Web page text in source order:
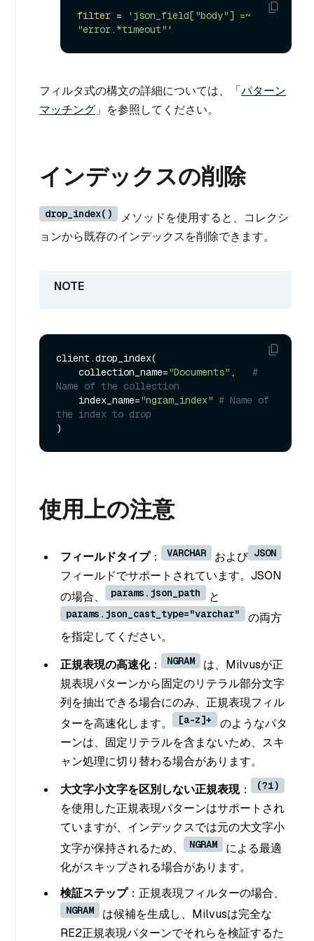
filter =
'json_field["body"] =~
"error.*timeout"'
フィルタ式の構文の詳細については、「パターン
マッチング 」を参照してください。
インデックスの削除
drop_index()
メソッドを使用すると、コレクシ
ョンから既存のインデックスを削除できます。
client.drop_index(
    collection_name=
"Documents" , #
Name of the collection
    index_name=
"ngram_index" # Name of
the index to drop
使用上の注意
フィールドタイプ： VARCHAR および JSON
フィールドでサポートされています。JSON
の場合、
params.json_path と
params.json_cast_type="varchar"
の両方
を指定してください。
正規表現の高速化： NGRAM
は、Milvusが正
規表現パターンから固定のリテラル部分文字
列を抽出できる場合にのみ、正規表現フィル
ターを高速化します。
[a-z]+
のようなパタ
ーンは、固定リテラルを含まないため、スキ
ャン処理に切り替わる場合があります。
大文字小文字を区別しない正規表現： (?i)
を使用した正規表現パターンはサポートされ
ていますが、インデックスでは元の大文字小
文字が保持されるため、
NGRAM
による最適
化がスキップされる場合があります。
検証ステップ：正規表現フィルターの場合、
NGRAM
は候補を生成し、Milvusは完全な
RE2正規表現パターンでそれらを検証するた